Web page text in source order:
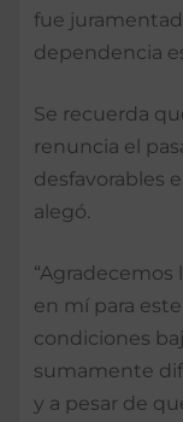
fue
dependencia
Se recuerda
renuncia el
desfavorables
alegó.
en mí para
condiciones
sumamente
y a pesar de